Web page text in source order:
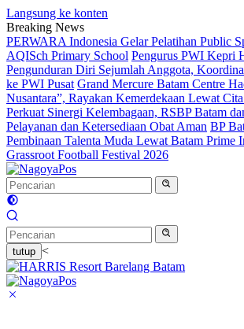
Langsung ke konten
Breaking News
PERWARA Indonesia Gelar Pelatihan Public
AQISch Primary School Pengurus PWI Kepri
Pengunduran Diri Sejumlah Anggota,
ke PWI Pusat Grand Mercure Batam Centre
Nusantara”, Rayakan Kemerdekaan Lewat
Perkuat Sinergi Kelembagaan, RSBP Batam
Pelayanan dan Ketersediaan Obat Aman BP
Pembinaan Talenta Muda Lewat Batam Prime
Grassroot Football Festival 2026
tutup <